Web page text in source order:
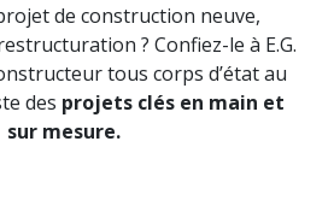
de construction neuve,
? Confiez-le à E.G.
tous corps d’état au
des projets clés en main et
sur mesure.